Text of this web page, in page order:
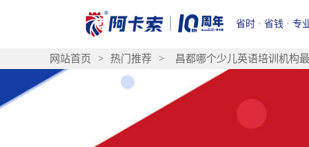
省时 · 省钱 · 专
网站首页 > 热门推荐 > 昌都哪个少儿英语培训机构